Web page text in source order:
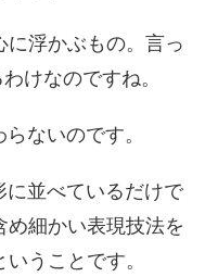
浮かぶもの。言っ
けなのですね。
ないのです。
に並べているだけで
細かい表現技法を
うことです。